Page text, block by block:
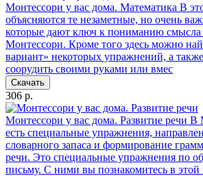
Монтессори у вас дома. Математика В
объясняются те незаметные, но очень
которые дают ключ к пониманию
Монтессори. Кроме того здесь можно
вариант» некоторых упражнений, а
соорудить своими руками или вмес
Скачать
306 р.
Монтессори у вас дома. Развитие речи В
есть специальные упражнения,
словарного запаса и формирование
речи. Это специальные упражнения по
письму. С ними вы познакомитесь в этой